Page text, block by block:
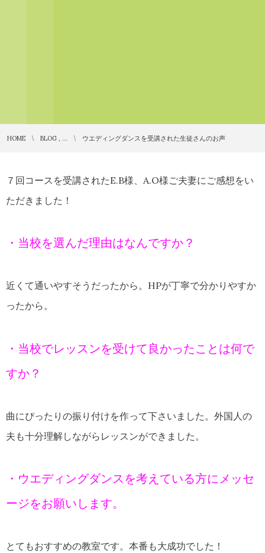
HOME BLOG , … ウエディングダンスを受講された生徒さんのお声
７回コースを受講されたE.B様、A.O様ご夫妻にご感想をい
ただきました！
・当校を選んだ理由はなんですか？
近くて通いやすそうだったから。HPが丁寧で分かりやすか
ったから。
・当校でレッスンを受けて良かったことは何で
すか？
曲にぴったりの振り付けを作って下さいました。外国人の
夫も十分理解しながらレッスンができました。
・ウエディングダンスを考えている方にメッセ
ージをお願いします。
とてもおすすめの教室です。本番も大成功でした！